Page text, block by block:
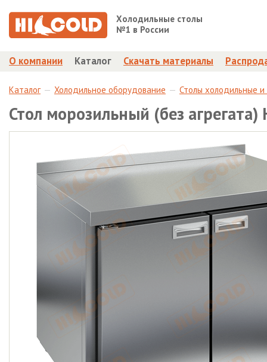
Холодильные столы
№1 в России
О компании Каталог Скачать материалы
Каталог Холодильное оборудование Столы холодильные
Стол морозильный (без агрегата)